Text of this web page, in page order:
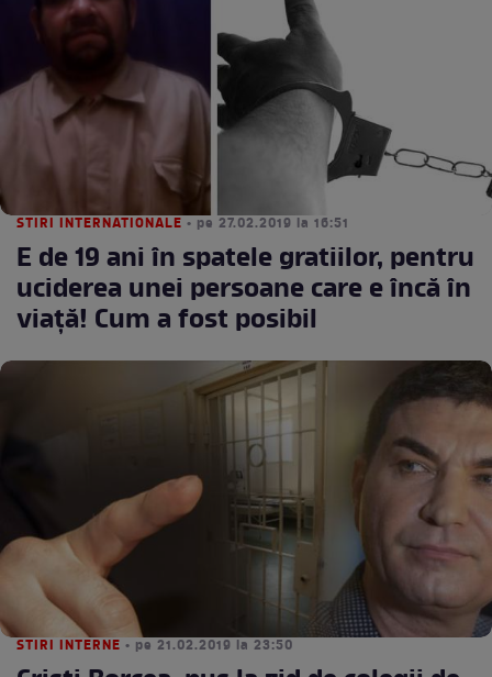
STIRI INTERNATIONALE • pe 27.02.2019 la 16:51
E de 19 ani în spatele gratiilor, pentru
uciderea unei persoane care e încă în
viață! Cum a fost posibil
STIRI INTERNE • pe 21.02.2019 la 23:50